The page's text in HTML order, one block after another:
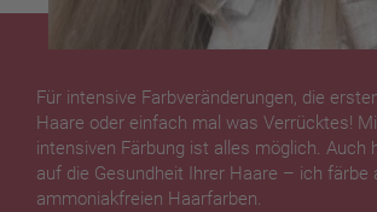
Für intensive Farbveränderungen, die
Haare oder einfach mal was Verrücktes!
intensiven Färbung ist alles möglich. Auch
auf die Gesundheit Ihrer Haare – ich färbe
ammoniakfreien Haarfarben.